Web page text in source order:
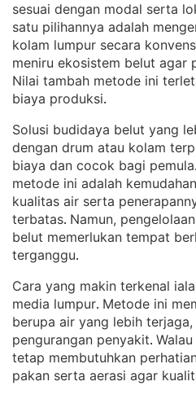
sesuai dengan modal serta
satu pilihannya adalah
kolam lumpur secara
meniru ekosistem belut agar
Nilai tambah metode ini
biaya produksi.
Solusi budidaya belut yang
dengan drum atau kolam
biaya dan cocok bagi pemula.
metode ini adalah
kualitas air serta
terbatas. Namun,
belut memerlukan tempat
terganggu.
Cara yang makin terkenal
media lumpur. Metode ini
berupa air yang lebih
pengurangan penyakit.
tetap membutuhkan
pakan serta aerasi agar